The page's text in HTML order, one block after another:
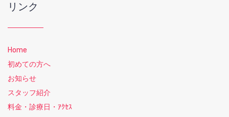
リンク
Home
初めての方へ
お知らせ
スタッフ紹介
料金・診療日・ｱｸｾｽ